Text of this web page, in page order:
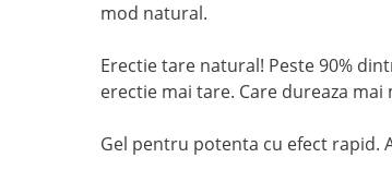
mod natural.
Erectie tare natural! Peste 90%
erectie mai tare. Care dureaza mai
Gel pentru potenta cu efect rapid.